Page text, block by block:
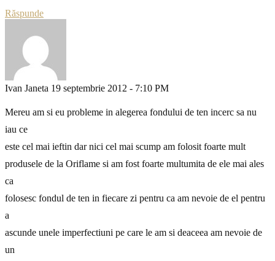
Răspunde
Ivan Janeta 19 septembrie 2012 - 7:10 PM
Mereu am si eu probleme in alegerea fondului de ten incerc sa nu
iau ce
este cel mai ieftin dar nici cel mai scump am folosit foarte mult
produsele de la Oriflame si am fost foarte multumita de ele mai ales
ca
folosesc fondul de ten in fiecare zi pentru ca am nevoie de el pentru
a
ascunde unele imperfectiuni pe care le am si deaceea am nevoie de
un